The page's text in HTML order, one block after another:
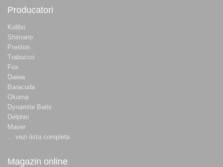
Producatori
Kolibri
Shimano
Preston
Trabucco
Fox
Daiwa
Baracuda
Okuma
Dynamite Baits
Delphin
Maver
... vezi lista completa
Magazin online